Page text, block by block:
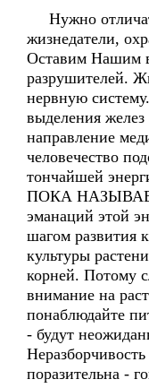
Нужно
жизнедатели,
Оставим Нашим
разрушителей.
нервную
выделения желез
направление
человечество
тончайшей
ПОКА
эманаций этой
шагом развития
культуры
корней. Потому
внимание на
понаблюдайте
- будут
поразительна -